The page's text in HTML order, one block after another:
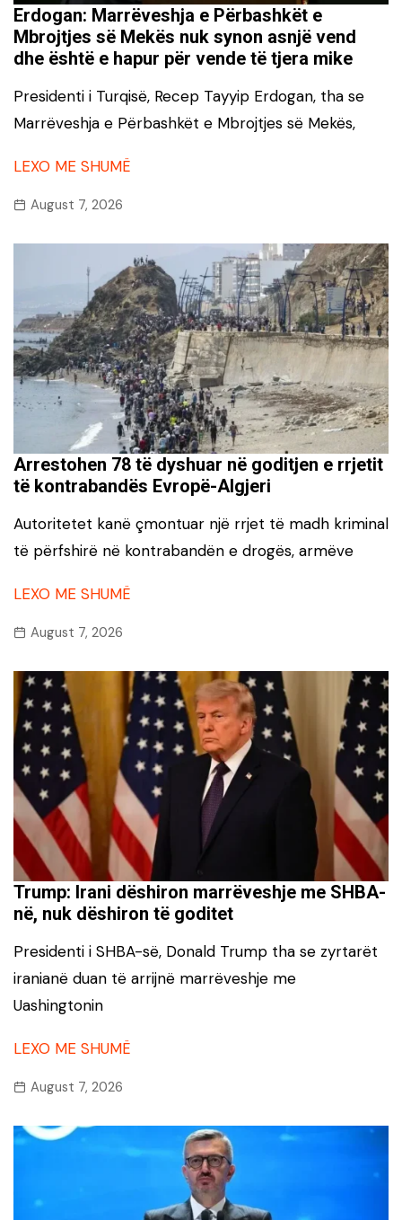
Erdogan: Marrëveshja e Përbashkët e
Mbrojtjes së Mekës nuk synon asnjë vend
dhe është e hapur për vende të tjera mike
Presidenti i Turqisë, Recep Tayyip Erdogan, tha se
Marrëveshja e Përbashkët e Mbrojtjes së Mekës,
LEXO ME SHUMË
August 7, 2026
Arrestohen 78 të dyshuar në goditjen e rrjetit
të kontrabandës Evropë-Algjeri
Autoritetet kanë çmontuar një rrjet të madh kriminal
të përfshirë në kontrabandën e drogës, armëve
LEXO ME SHUMË
August 7, 2026
Trump: Irani dëshiron marrëveshje me SHBA-
në, nuk dëshiron të goditet
Presidenti i SHBA-së, Donald Trump tha se zyrtarët
iranianë duan të arrijnë marrëveshje me
Uashingtonin
LEXO ME SHUMË
August 7, 2026